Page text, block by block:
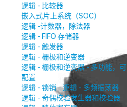
逻辑 - 比较器
嵌入式片上系统（SOC）
逻辑 -计数器，除法器
逻辑 - FIFO 存储器
逻辑 - 触发器
逻辑 - 栅极和逆变器
逻辑 - 栅极和逆变器 - 多功能，可
配置
逻辑 - 锁销
逻辑 - 多频振荡器
逻辑 - 奇偶校验发生器和校验器